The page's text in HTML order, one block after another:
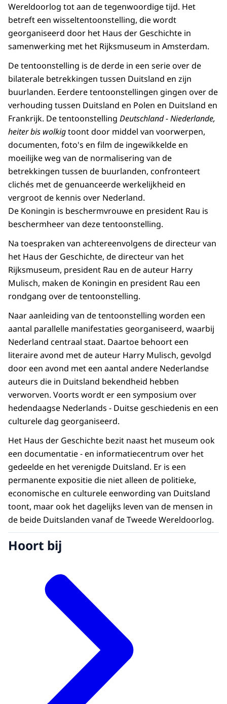
Wereldoorlog tot aan de tegenwoordige tijd. Het
betreft een wisseltentoonstelling, die wordt
georganiseerd door het Haus der Geschichte in
samenwerking met het Rijksmuseum in Amsterdam.
De tentoonstelling is de derde in een serie over de
bilaterale betrekkingen tussen Duitsland en zijn
buurlanden. Eerdere tentoonstellingen gingen over de
verhouding tussen Duitsland en Polen en Duitsland en
Frankrijk. De tentoonstelling Deutschland - Niederlande,
heiter bis wolkigtoont door middel van voorwerpen,
documenten, foto's en film de ingewikkelde en
moeilijke weg van de normalisering van de
betrekkingen tussen de buurlanden, confronteert
clichés met de genuanceerde werkelijkheid en
vergroot de kennis over Nederland.
De Koningin is beschermvrouwe en president Rau is
beschermheer van deze tentoonstelling.
Na toespraken van achtereenvolgens de directeur van
het Haus der Geschichte, de directeur van het
Rijksmuseum, president Rau en de auteur Harry
Mulisch, maken de Koningin en president Rau een
rondgang over de tentoonstelling.
Naar aanleiding van de tentoonstelling worden een
aantal parallelle manifestaties georganiseerd, waarbij
Nederland centraal staat. Daartoe behoort een
literaire avond met de auteur Harry Mulisch, gevolgd
door een avond met een aantal andere Nederlandse
auteurs die in Duitsland bekendheid hebben
verworven. Voorts wordt er een symposium over
hedendaagse Nederlands - Duitse geschiedenis en een
culturele dag georganiseerd.
Het Haus der Geschichte bezit naast het museum ook
een documentatie - en informatiecentrum over het
gedeelde en het verenigde Duitsland. Er is een
permanente expositie die niet alleen de politieke,
economische en culturele eenwording van Duitsland
toont, maar ook het dagelijks leven van de mensen in
de beide Duitslanden vanaf de Tweede Wereldoorlog.
Hoort bij